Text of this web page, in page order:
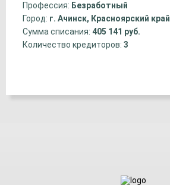
Профессия: Безработный
Город: г. Ачинск, Красноярский край
Сумма списания: 405 141 руб.
Количество кредиторов: 3